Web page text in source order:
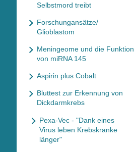
Selbstmord treibt
Forschungansätze/
Glioblastom
Meningeome und die Funktion
von miRNA 145
Aspirin plus Cobalt
Bluttest zur Erkennung von
Dickdarmkrebs
Pexa-Vec - "Dank eines
Virus leben Krebskranke
länger"